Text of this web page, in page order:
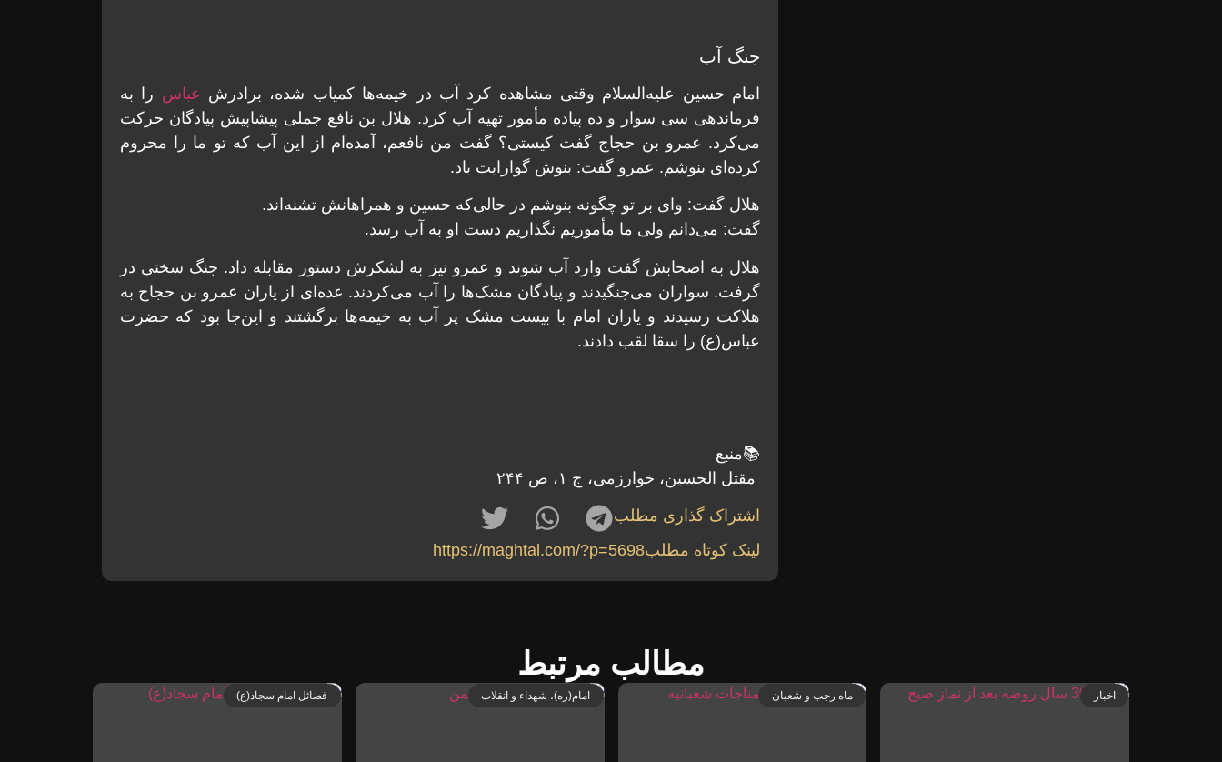
جنگ آب
امام حسین علیه‌السلام وقتی مشاهده کرد آب در خیمه‌ها کمیاب شده، برادرش عباس را به
فرماندهی سی سوار و ده پیاده مأمور تهیه آب کرد. هلال بن نافع جملی پیشاپیش پیادگان حرکت
می‌کرد. عمرو بن حجاج گفت کیستی؟ گفت من نافعم، آمده‌ام از این آب که تو ما را محروم
کرده‌ای بنوشم. عمرو گفت: بنوش گوارایت باد‌.
هلال گفت: وای بر تو چگونه بنوشم در حالی‌که حسین و همراهانش تشنه‌اند.
گفت: می‌دانم ولی ما مأموریم نگذاریم دست او به آب رسد.
هلال به اصحابش گفت وارد آب شوند و عمرو نیز به لشکرش دستور مقابله داد. جنگ سختی در
گرفت. سواران می‌جنگیدند و پیادگان مشک‌ها را آب می‌کردند. عده‌ای از یاران عمرو بن حجاج به
هلاکت رسیدند و یاران امام با بیست مشک پر آب به خیمه‌ها برگشتند و این‌جا بود که حضرت
عباس(ع) را سقا لقب دادند.
📚منبع
مقتل الحسین، خوارزمی، ج ۱، ص ۲۴۴
اشتراک گذاری مطلب
لینک کوتاه مطلبhttps://maghtal.com/?p=5698
مطالب مرتبط
اخبار ماه رجب و شعبان امام(ره)، شهداء و انقلاب فضائل امام سجاد(ع)